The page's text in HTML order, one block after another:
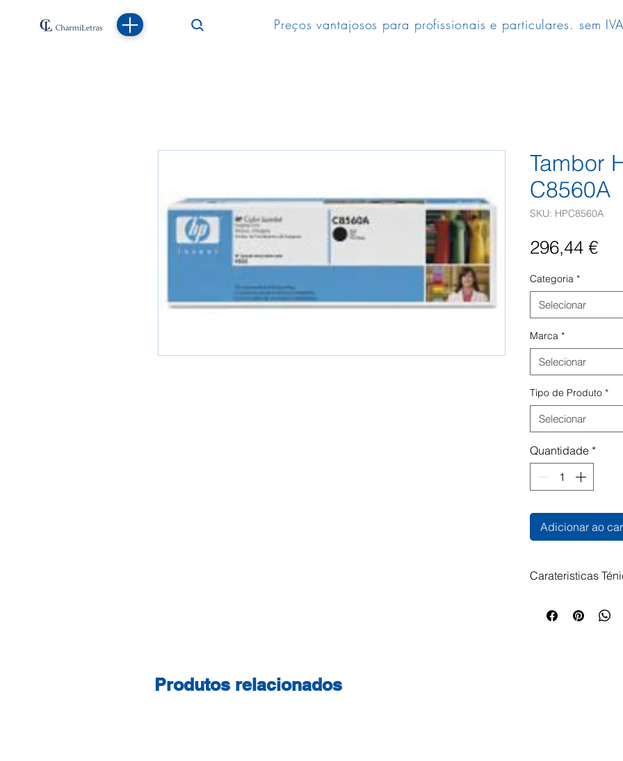
Preços vantajosos para profissionais e particulares. sem
Tambor
C8560A
SKU: HPC8560A
296,44 €
Categoria *
Selecionar
Marca *
Selecionar
Tipo de Produto *
Selecionar
Quantidade *
Adicionar ao
Carateristicas
Compatíveis: HP
Produtos relacionados